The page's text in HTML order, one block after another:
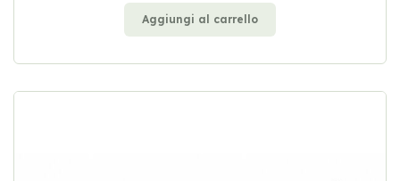
Aggiungi al carrello